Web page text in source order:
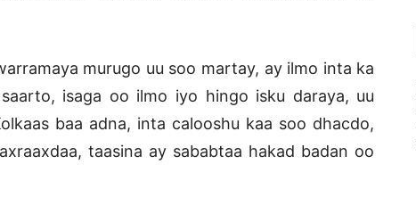
murugo uu soo martay, ay ilmo inta ka
isaga oo ilmo iyo hingo isku daraya, uu
baa adna, inta calooshu kaa soo dhacdo,
taasina ay sababtaa hakad badan oo